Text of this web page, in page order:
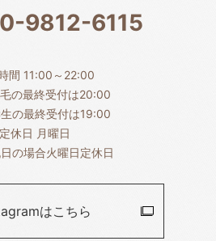
9812-6115
間 11:00～22:00
の最終受付は20:00
の最終受付は19:00
定休日 月曜日
の場合火曜日定休日
はこちら